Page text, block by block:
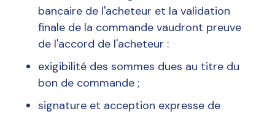
bancaire de l'acheteur et la validation
finale de la commande vaudront preuve
de l'accord de l'acheteur :
exigibilité des sommes dues au titre du
bon de commande ;
signature et acception expresse de